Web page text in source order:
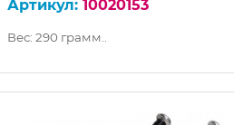
10020153
Вес: 290 грамм..